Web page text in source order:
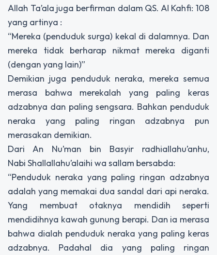
Allah Ta’ala juga berfirman dalam QS. Al Kahfi: 108
yang artinya :
“Mereka (penduduk surga) kekal di dalamnya. Dan
mereka tidak berharap nikmat mereka diganti
(dengan yang lain)”
Demikian juga penduduk neraka, mereka semua
merasa bahwa merekalah yang paling keras
adzabnya dan paling sengsara. Bahkan penduduk
neraka yang paling ringan adzabnya pun
merasakan demikian.
Dari An Nu’man bin Basyir radhiallahu’anhu,
Nabi Shallallahu’alaihi wa sallam bersabda:
“Penduduk neraka yang paling ringan adzabnya
adalah yang memakai dua sandal dari api neraka.
Yang membuat otaknya mendidih seperti
mendidihnya kawah gunung berapi. Dan ia merasa
bahwa dialah penduduk neraka yang paling keras
adzabnya. Padahal dia yang paling ringan